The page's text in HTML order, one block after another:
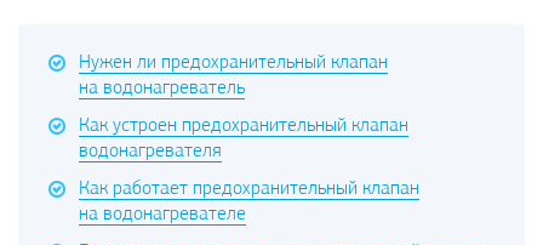
Нужен ли предохранительный клапан
на водонагреватель
Как устроен предохранительный клапан
водонагревателя
Как работает предохранительный клапан
на водонагревателе